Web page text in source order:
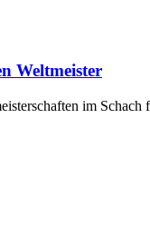
Weltmeister
im Schach